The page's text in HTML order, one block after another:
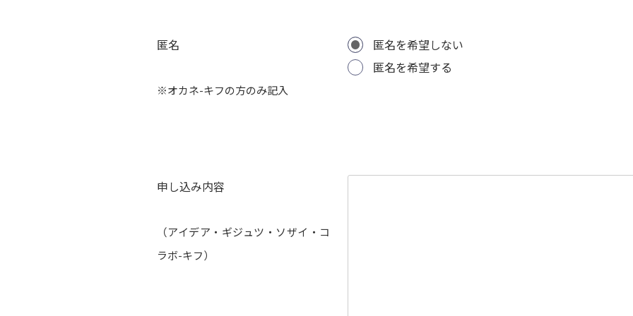
匿名
※オカネ-キフの方のみ記入
匿名を希望しない
匿名を希望する
申し込み内容
（アイデア・ギジュツ・ソザイ・コ
ラボ-キフ）